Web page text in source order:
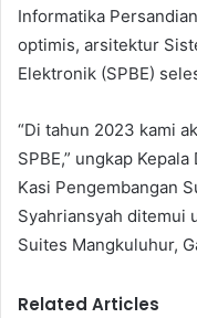
Informatika
optimis, arsitektur
Elektronik (SPBE)
“Di tahun 2023 kami
SPBE,” ungkap
Kasi Pengembangan
Syahriansyah ditemui
Suites Mangkuluhur,
Related Articles